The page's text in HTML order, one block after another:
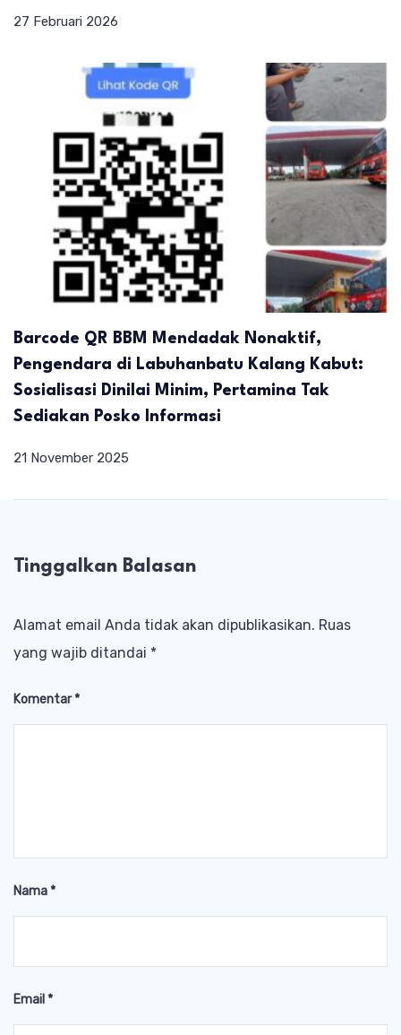
27 Februari 2026
Barcode QR BBM Mendadak Nonaktif,
Pengendara di Labuhanbatu Kalang Kabut:
Sosialisasi Dinilai Minim, Pertamina Tak
Sediakan Posko Informasi
21 November 2025
Tinggalkan Balasan
Alamat email Anda tidak akan dipublikasikan. Ruas
yang wajib ditandai *
Komentar*
Nama*
Email *